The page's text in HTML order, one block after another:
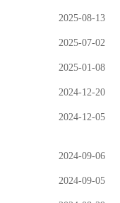
2025-08-13
2025-07-02
2025-01-08
2024-12-20
2024-12-05
2024-09-06
2024-09-05